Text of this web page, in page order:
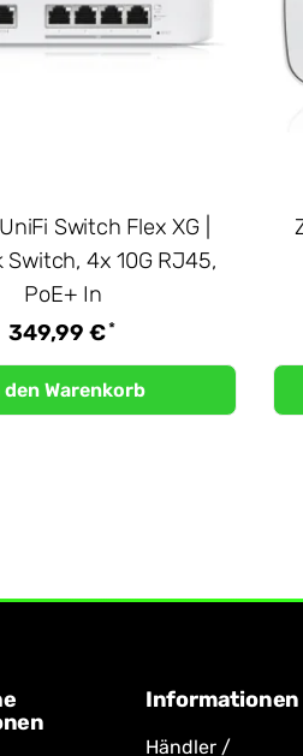
Switch Flex XG |
Switch, 4x 10G RJ45,
PoE+ In
349,99 €*
den Warenkorb
Informationen
Händler /